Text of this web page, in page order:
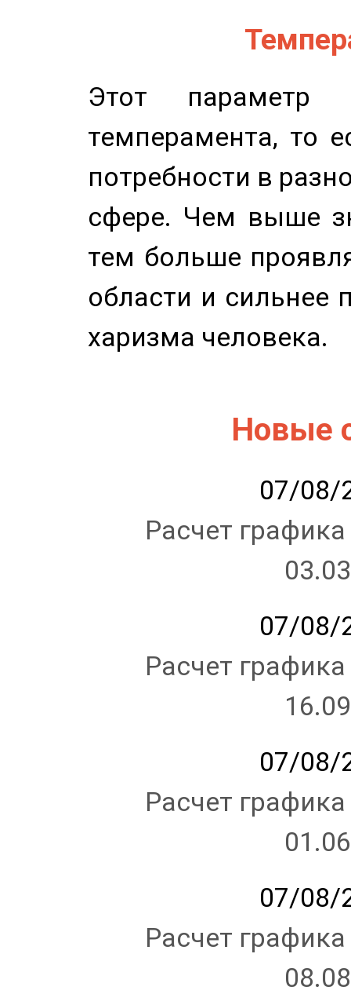
Этот параметр
темперамента, то
потребности в
сфере. Чем выше
тем больше
области и сильнее
харизма человека.
Новые
07/08/
Расчет
07/08/
Расчет
07/08/
Расчет
07/08/
Расчет